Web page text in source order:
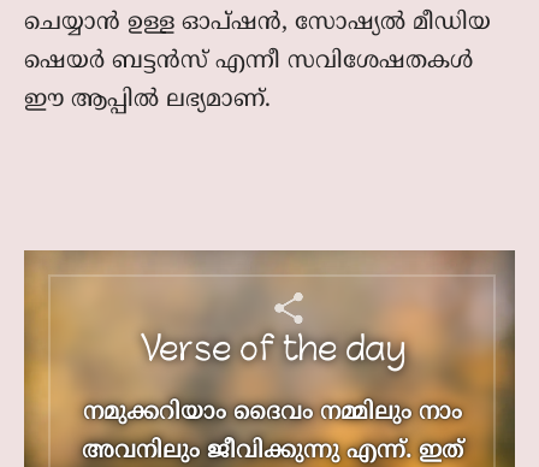
ചെയ്യാന്‍ ഉള്ള ഓപ്ഷന്‍, സോഷ്യല്‍ മീഡിയ
ഷെയര്‍ ബട്ടന്‍സ് എന്നീ സവിശേഷതകള്‍
ഈ ആപ്പില്‍ ലഭ്യമാണ്.
Verse of the day
നമുക്കറിയാം ദൈവം നമ്മിലും നാം
അവനിലും ജീവിക്കുന്നു എന്ന്. ഇത്